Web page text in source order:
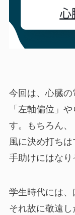
今回は、心臓の
「左軸偏位」
す。もちろん
風に決め打ち
手助けにはなり
学生時代には、
それ故に敬遠し